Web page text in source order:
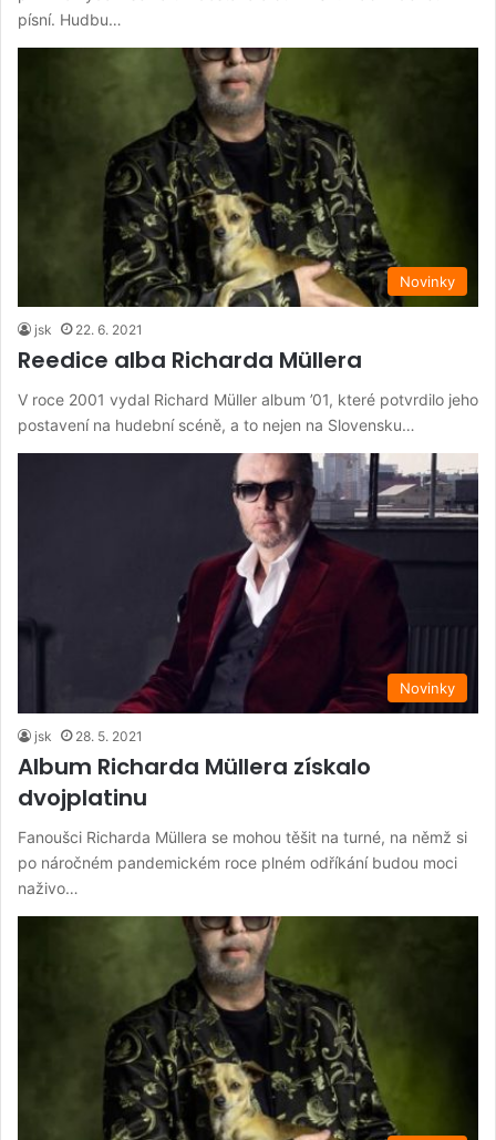
písní. Hudbu…
Novinky
jsk 22. 6. 2021
Reedice alba Richarda Müllera
V roce 2001 vydal Richard Müller album ’01, které potvrdilo jeho
postavení na hudební scéně, a to nejen na Slovensku…
Novinky
jsk 28. 5. 2021
Album Richarda Müllera získalo
dvojplatinu
Fanoušci Richarda Müllera se mohou těšit na turné, na němž si
po náročném pandemickém roce plném odříkání budou moci
naživo…